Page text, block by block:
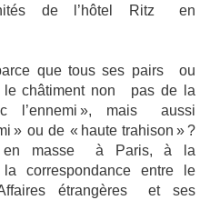
de l’hôtel Ritz en
que tous ses pairs ou
le châtiment non pas de la
l’ennemi », mais aussi
» ou de « haute trahison » ?
en masse à Paris, à la
correspondance entre le
étrangères et ses